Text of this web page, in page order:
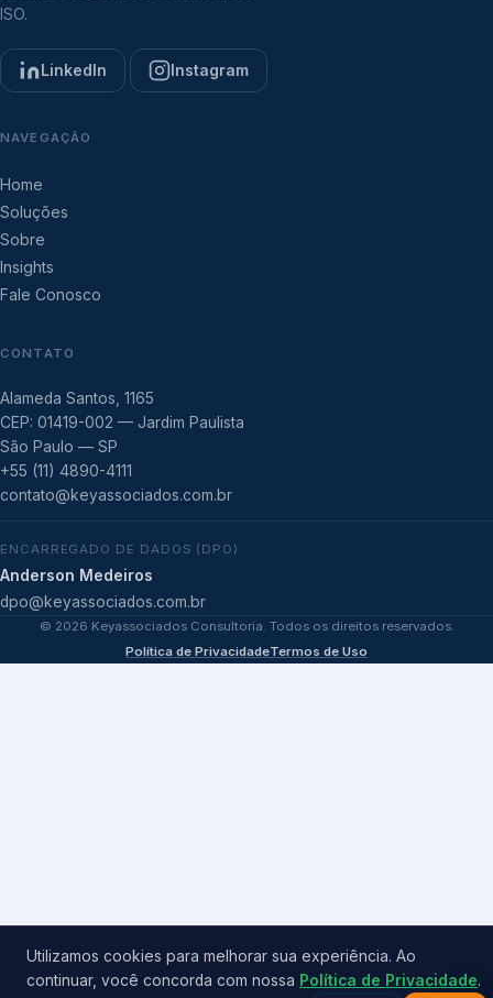
ISO.
LinkedIn Instagram
NAVEGAÇÃO
Home
Soluções
Sobre
Insights
Fale Conosco
CONTATO
Alameda Santos, 1165
CEP: 01419-002 — Jardim Paulista
São Paulo — SP
+55 (11) 4890-4111
contato@keyassociados.com.br
ENCARREGADO DE DADOS (DPO)
Anderson Medeiros
dpo@keyassociados.com.br
© 2026 Keyassociados Consultoria. Todos os direitos reservados.
Política de PrivacidadeTermos de Uso
Utilizamos cookies para melhorar sua experiência. Ao
continuar, você concorda com nossa Política de Privacidade.